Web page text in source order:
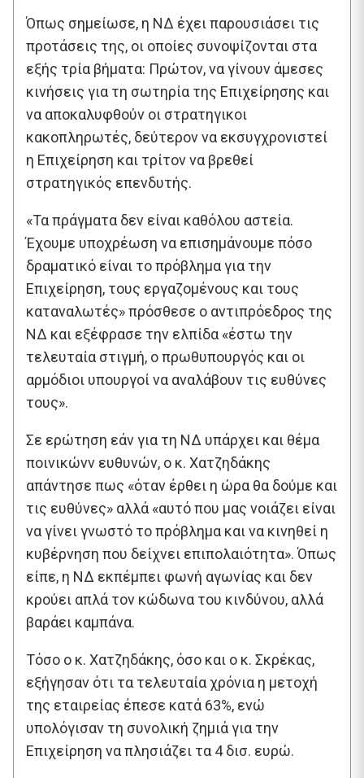
Όπως σημείωσε, η ΝΔ έχει παρουσιάσει τις
προτάσεις της, οι οποίες συνοψίζονται στα
εξής τρία βήματα: Πρώτον, να γίνουν άμεσες
κινήσεις για τη σωτηρία της Επιχείρησης και
να αποκαλυφθούν οι στρατηγικοι
κακοπληρωτές, δεύτερον να εκσυγχρονιστεί
η Επιχείρηση και τρίτον να βρεθεί
στρατηγικός επενδυτής.
«Τα πράγματα δεν είναι καθόλου αστεία.
Έχουμε υποχρέωση να επισημάνουμε πόσο
δραματικό είναι το πρόβλημα για την
Επιχείρηση, τους εργαζομένους και τους
καταναλωτές» πρόσθεσε ο αντιπρόεδρος της
ΝΔ και εξέφρασε την ελπίδα «έστω την
τελευταία στιγμή, ο πρωθυπουργός και οι
αρμόδιοι υπουργοί να αναλάβουν τις ευθύνες
τους».
Σε ερώτηση εάν για τη ΝΔ υπάρχει και θέμα
ποινικώνν ευθυνών, ο κ. Χατζηδάκης
απάντησε πως «όταν έρθει η ώρα θα δούμε και
τις ευθύνες» αλλά «αυτό που μας νοιάζει είναι
να γίνει γνωστό το πρόβλημα και να κινηθεί η
κυβέρνηση που δείχνει επιπολαιότητα». Όπως
είπε, η ΝΔ εκπέμπει φωνή αγωνίας και δεν
κρούει απλά τον κώδωνα του κινδύνου, αλλά
βαράει καμπάνα.
Τόσο ο κ. Χατζηδάκης, όσο και ο κ. Σκρέκας,
εξήγησαν ότι τα τελευταία χρόνια η μετοχή
της εταιρείας έπεσε κατά 63%, ενώ
υπολόγισαν τη συνολική ζημιά για την
Επιχείρηση να πλησιάζει τα 4 δισ. ευρώ.